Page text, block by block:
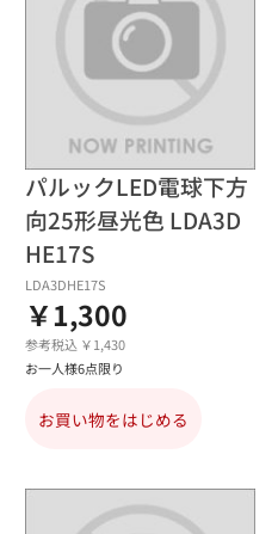
パルックLED電球下方
向25形昼光色 LDA3D
HE17S
LDA3DHE17S
￥1,300
参考税込 ￥1,430
お一人様6点限り
お買い物をはじめる